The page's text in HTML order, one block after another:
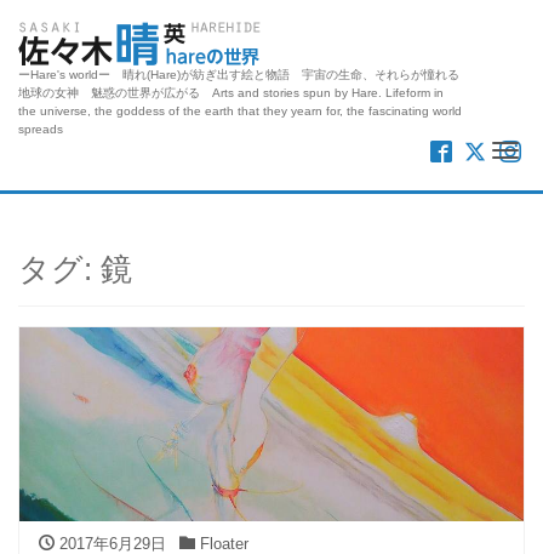
ーHare's worldー 晴れ(Hare)が紡ぎ出す絵と物語 宇宙の生命、それらが憧れる
地球の女神 魅惑の世界が広がる Arts and stories spun by Hare. Lifeform in
the universe, the goddess of the earth that they yearn for, the fascinating world
spreads
タグ: 鏡
2017年6月29日 Floater